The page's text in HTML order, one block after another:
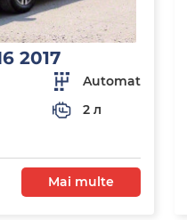
2017
Automat
2 л
Mai multe